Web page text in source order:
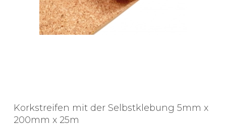
Korkstreifen mit der Selbstklebung 5mm x
200mm x 25m